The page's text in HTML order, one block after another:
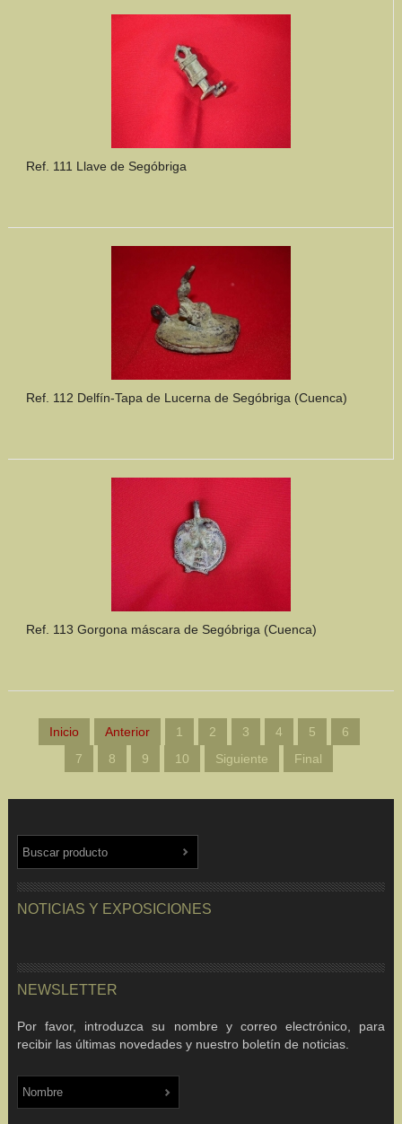
Ref. 111 Llave de Segóbriga
Ref. 112 Delfín-Tapa de Lucerna de Segóbriga (Cuenca)
Ref. 113 Gorgona máscara de Segóbriga (Cuenca)
Inicio Anterior 1 2 3 4 5
6
7
8 9 10 Siguiente Final
NOTICIAS Y EXPOSICIONES
NEWSLETTER
Por favor, introduzca su nombre y correo electrónico, para
recibir las últimas novedades y nuestro boletín de noticias.